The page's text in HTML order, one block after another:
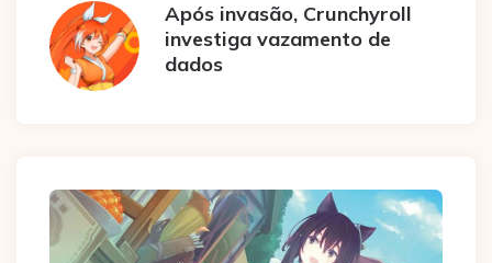
Após invasão, Crunchyroll
investiga vazamento de
dados